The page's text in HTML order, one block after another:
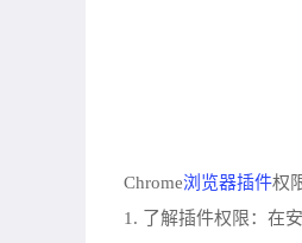
Chrome浏览器插件权
1. 了解插件权限：在